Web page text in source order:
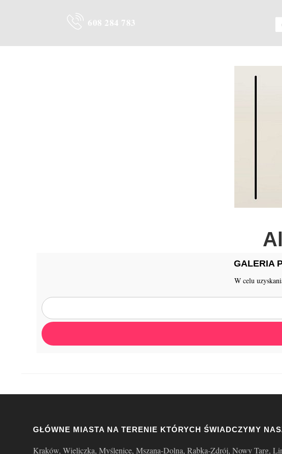
608 284 783
GALERIA
W celu
GŁÓWNE MIASTA NA TERENIE KTÓRYCH ŚWIADCZYMY
Kraków, Wieliczka, Myślenice, Mszana-Dolna, Rabka-Zdrój, Nowy Targ,